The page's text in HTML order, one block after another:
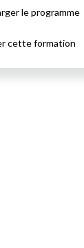
le programme
cette formation